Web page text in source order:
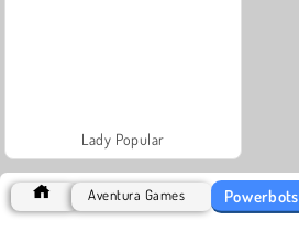
Lady Popular
Aventura Games Powerbots